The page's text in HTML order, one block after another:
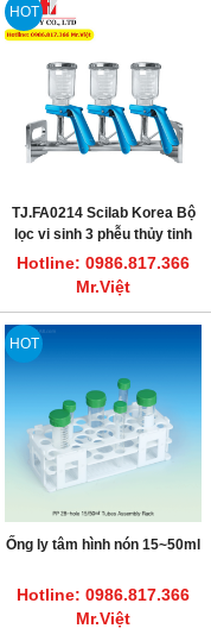
HOT
TJ.FA0214 Scilab Korea Bộ
lọc vi sinh 3 phễu thủy tinh
300ml
Hotline: 0986.817.366
Mr.Việt
HOT
Ống ly tâm hình nón 15~50ml
Hotline: 0986.817.366
Mr.Việt